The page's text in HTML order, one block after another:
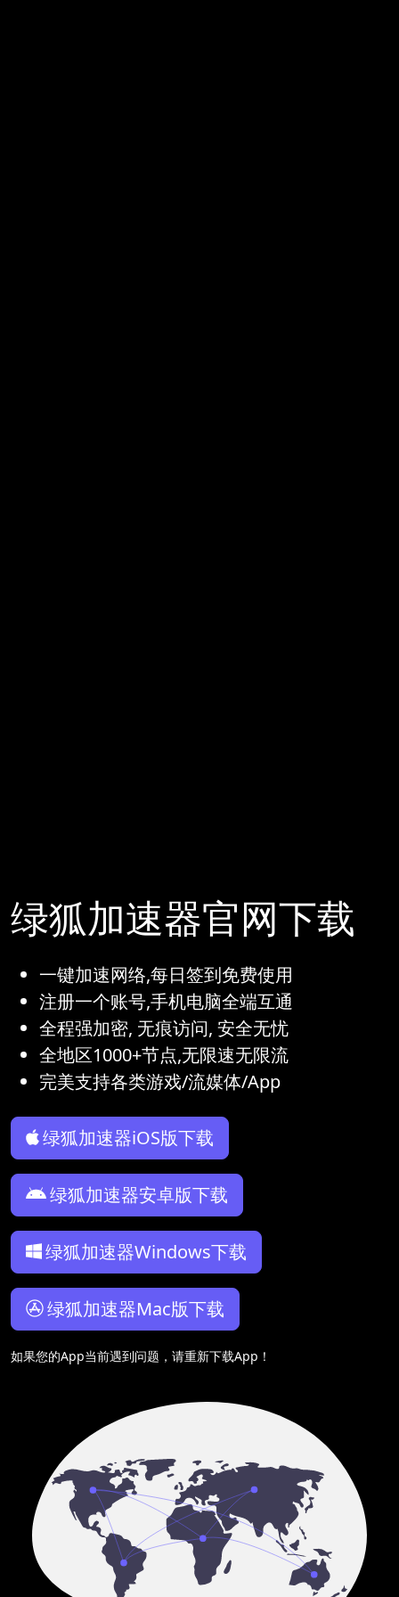
绿狐加速器官网下载
一键加速网络,每日签到免费使用
注册一个账号,手机电脑全端互通
全程强加密, 无痕访问, 安全无忧
全地区1000+节点,无限速无限流
完美支持各类游戏/流媒体/App
绿狐加速器iOS版下载
绿狐加速器安卓版下载
绿狐加速器Windows下载
绿狐加速器Mac版下载
如果您的App当前遇到问题，请重新下载App！